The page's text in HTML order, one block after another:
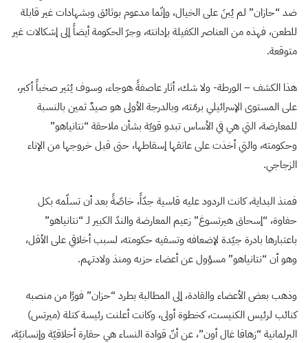
ضد “حازان” لم يُبنَ على الخيال، وإنّما مدعوم بوثائق وبشهادات غير قابلة
للطعن، فهذه من العناصر الكفيلة بإدانته، وجرّ الحكومة أيضاً إلى إشكالات غير
متوقعة.
هذا الكشف – الورطة- ولا شك، أثار عاصفةً هوجاء، وسوف يُثير صخباً أكبر،
على المستوى الإسرائيلي برمّته، وبالدرجة الأولى هو صيدٌ ثمين بالنسبة
للمعارضة، التي هي في الأساس تبدو قويّة بشأن ملاحقة “نتانياهو”
وحكومته، والتي أخذت على عاتقها إسقاطها، حتى قبل خروجها من الإناء
الزجاجي.
فمنذ البداية، كانت الردود عليه قاسية جدّاً، خاصّةً بعد أن تسلّمه بكل
حفاوة، “إسحاق هيرتسوغ” زعيم المعارضة والندّ الكبير لـ “نتانياهو”
باعتبارها بادرة جيّدة لإضعافه وتسفيه حكومته، لسبب أخلاقي على الأقل،
وهو أن “نتانياهو” مسؤول عن أعضاء حزبه ومنذ ولادتهم.
وذهب بعض الأعضاء والقادة، إلى المطالبة بطرد “حزان” فورًا من منصبه
كنائب لرئيس الكنيست، كخطوة أولى، وكانت أعلنت رئيسة كتلة (ميرتس)
البرلمانية “زهافا غال أون”، عن أنّ قوادة النساء هي حقارة أخلاقيّة وإنسانيّة،